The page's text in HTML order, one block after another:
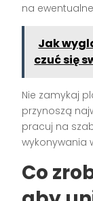
na
Jak
czuć się
Nie zamykaj
przynoszą
pracuj na
wykonywania
Co